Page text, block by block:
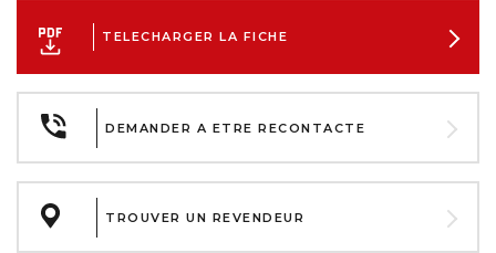
TELECHARGER LA FICHE
DEMANDER A ETRE RECONTACTE
TROUVER UN REVENDEUR